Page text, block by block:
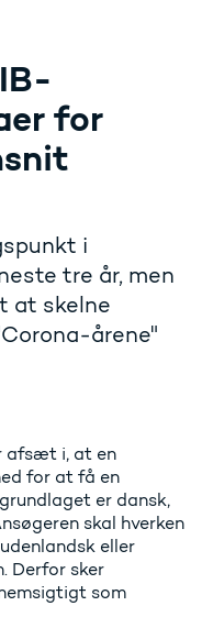
for
i
tre år, men
at skelne
årene"
afsæt i, at en
for at få en
er dansk,
skal hverken
eller
Derfor sker
som